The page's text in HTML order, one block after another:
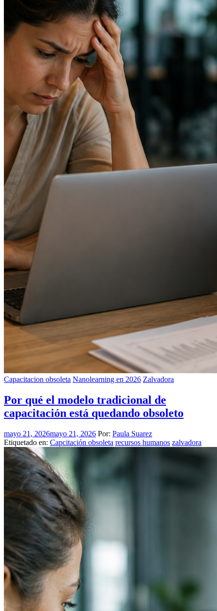
Capacitacion obsoleta Nanolearning en 2026 Zalvadora
Por qué el modelo tradicional de
capacitación está quedando obsoleto
mayo 21, 2026mayo 21, 2026 Por: Paula Suarez
Etiquetado en: Capcitación obsoleta recursos humanos zalvadora